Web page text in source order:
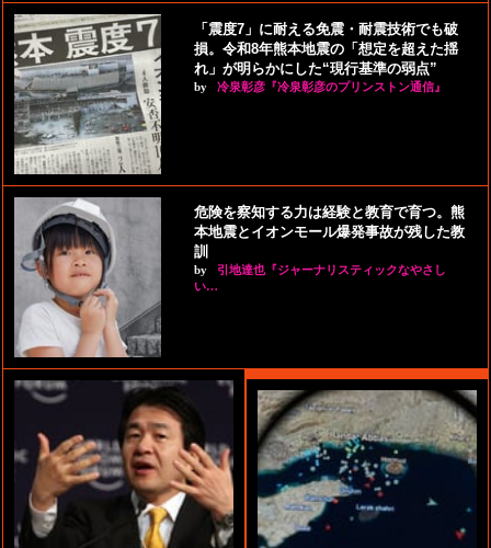
「震度7」に耐える免震・耐震技術でも破
損。令和8年熊本地震の「想定を超えた揺
れ」が明らかにした“現行基準の弱点”
by 冷泉彰彦『冷泉彰彦のプリンストン通信』
危険を察知する力は経験と教育で育つ。熊
本地震とイオンモール爆発事故が残した教
訓
by
引地達也『ジャーナリスティックなやさし
い…